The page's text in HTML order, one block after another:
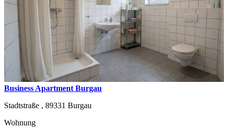
Business Apartment Burgau
Stadtstraße , 89331 Burgau
Wohnung